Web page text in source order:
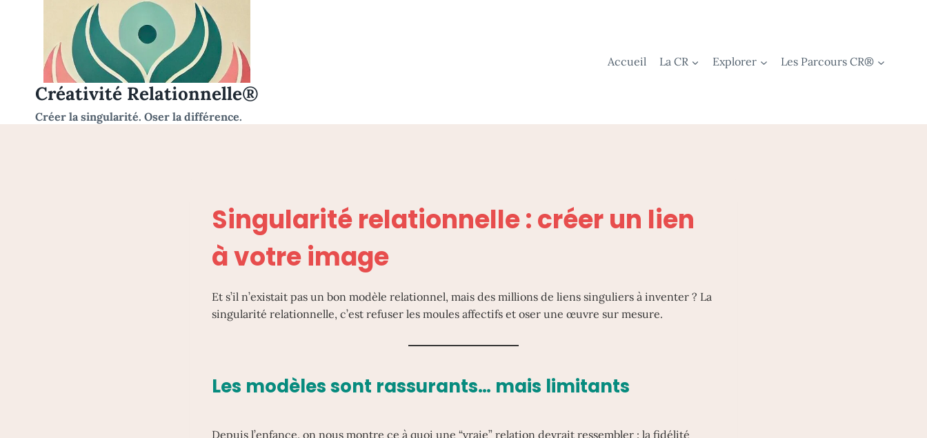
Créativité Relationnelle®
Créer la singularité. Oser la différence.
Accueil La CR Explorer Les Parcours CR®
Singularité relationnelle : créer un lien
à votre image
Et s’il n’existait pas un bon modèle relationnel, mais des millions de liens singuliers à inventer ? La
singularité relationnelle, c’est refuser les moules affectifs et oser une œuvre sur mesure.
Les modèles sont rassurants… mais limitants
Depuis l’enfance, on nous montre ce à quoi une “vraie” relation devrait ressembler : la fidélité